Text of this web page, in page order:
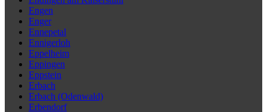
Engen
Enger
Ennepetal
Ennigerloh
Eppelheim
Eppingen
Eppstein
Erbach
Erbach (Odenwald)
Erbendorf